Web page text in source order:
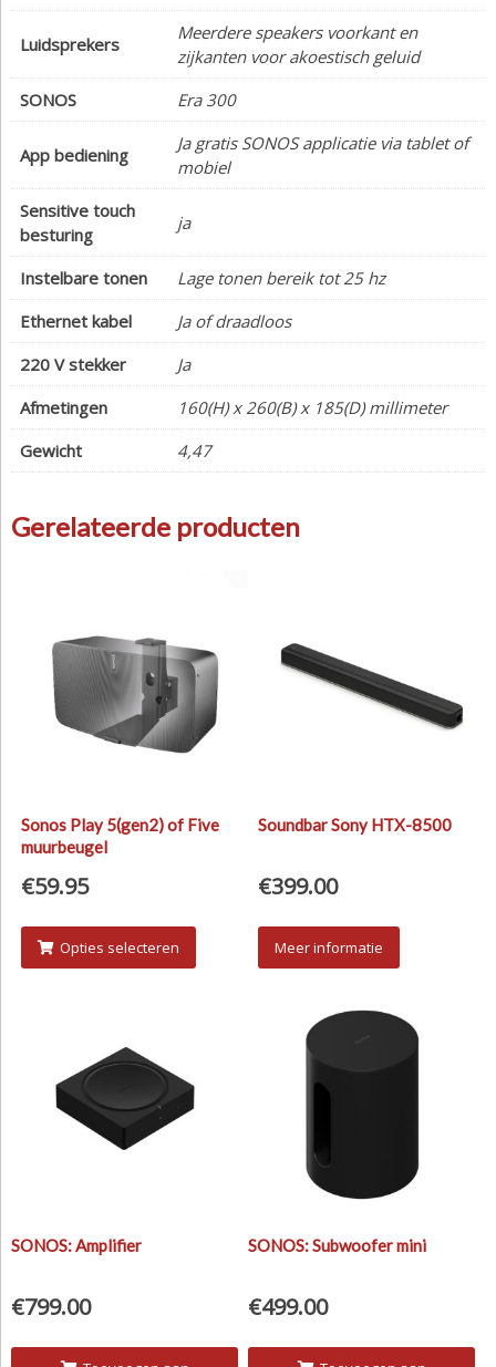
Luidsprekers
Meerdere speakers voorkant en
zijkanten voor akoestisch geluid
SONOS
Era 300
App bediening
Ja gratis SONOS applicatie via tablet of
mobiel
Sensitive touch
besturing
ja
Instelbare tonen
Lage tonen bereik tot 25 hz
Ethernet kabel
Ja of draadloos
220 V stekker
Ja
Afmetingen
160(H) x 260(B) x 185(D) millimeter
Gewicht
4,47
Gerelateerde producten
Sonos Play 5(gen2) of Five
muurbeugel
€59.95
Opties selecteren
Soundbar Sony HTX-8500
€399.00
Meer informatie
SONOS: Amplifier
€799.00
SONOS: Subwoofer mini
€499.00